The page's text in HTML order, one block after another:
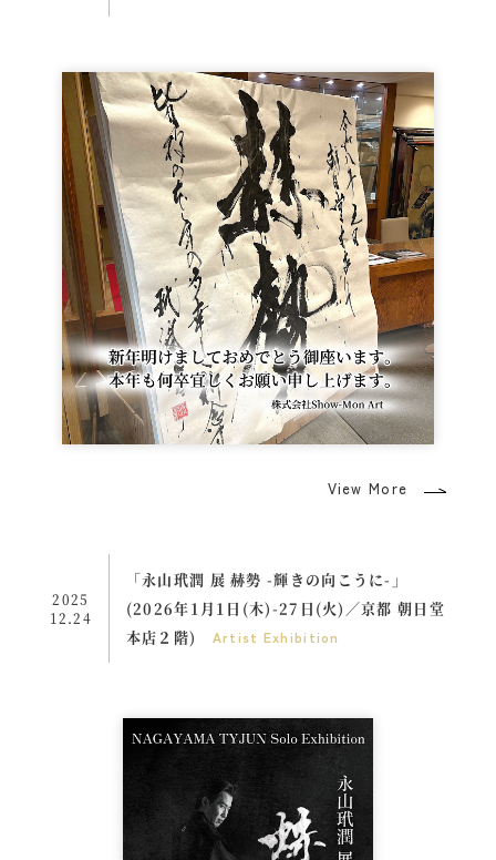
View More
2025
12.24
「永山玳潤 展 赫勢 -輝きの向こうに-」
(2026年1月1日(木)-27日(火)／京都 朝日堂
本店２階)
Artist Exhibition